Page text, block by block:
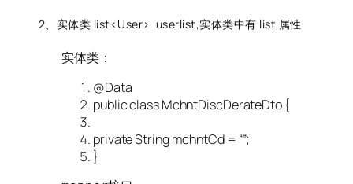
2、实体类 list<User> userlist,实体类中有 list 属性
实体类：
@Data
publicclassMchntDiscDerateDto{
privateStringmchntCd = “”;
}